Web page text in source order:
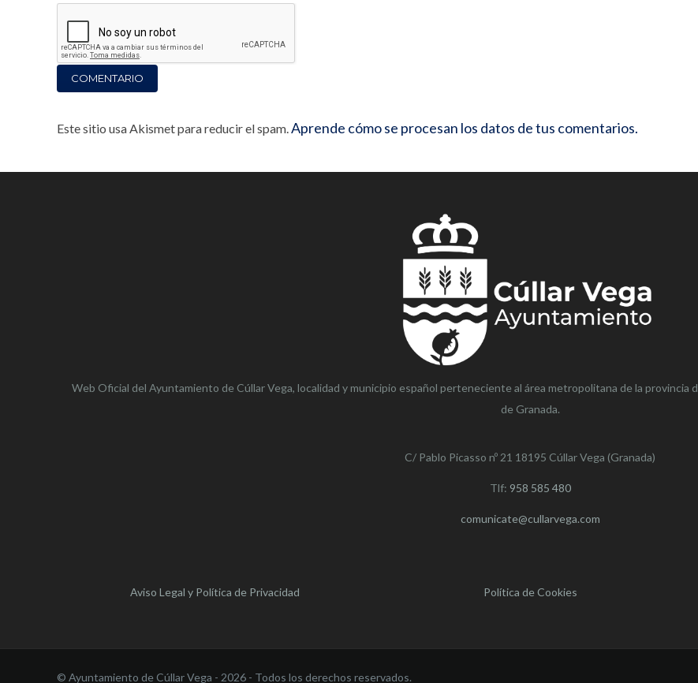
Este sitio usa Akismet para reducir el spam.Aprende cómo se procesan los datos de tus comentarios.
Web Oficial del Ayuntamiento de Cúllar Vega, localidad y municipio español perteneciente al área metropolitana de la provincia
de Granada.
C/ Pablo Picasso nº 21 18195 Cúllar Vega (Granada)
Tlf: 958 585 480
comunicate@cullarvega.com
Aviso Legal y Política de Privacidad Política de Cookies
© Ayuntamiento de Cúllar Vega - 2026 - Todos los derechos reservados.